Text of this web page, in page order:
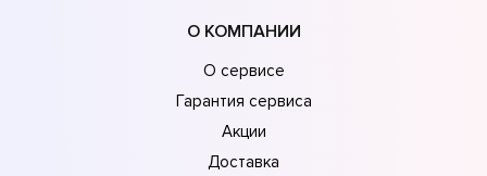
О КОМПАНИИ
О сервисе
Гарантия сервиса
Акции
Доставка